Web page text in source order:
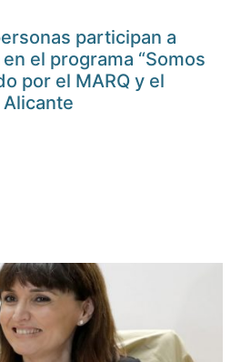
participan a
el programa “Somos
por el MARQ y el